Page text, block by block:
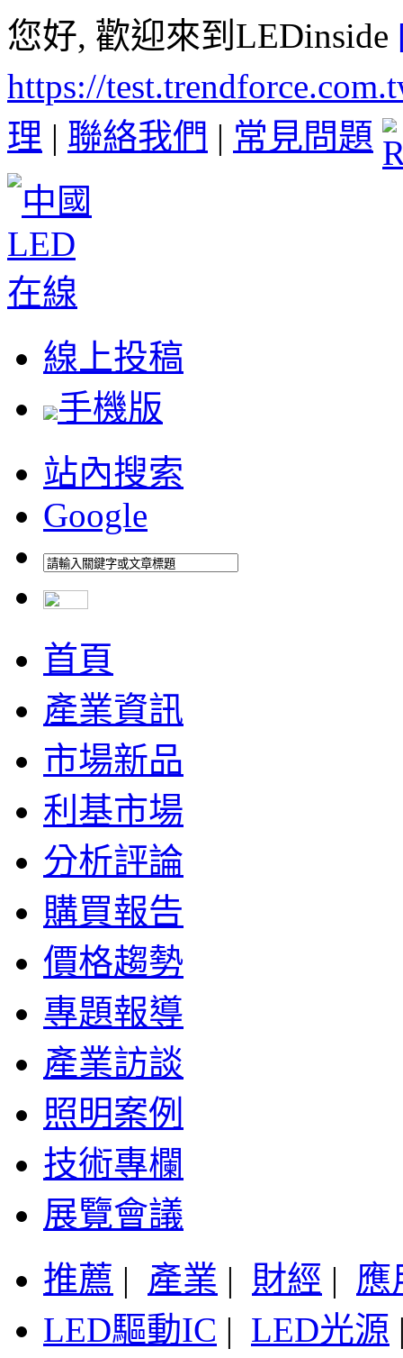
您好, 歡迎來到LEDinside
https://
理 | 聯絡我們 | 常見問題
線上投稿
手機版
站內搜索
Google
首頁
產業資訊
市場新品
利基市場
分析評論
購買報告
價格趨勢
專題報導
產業訪談
照明案例
技術專欄
展覽會議
推薦 | 產業 | 財經 | 應
LED驅動IC | LED光源